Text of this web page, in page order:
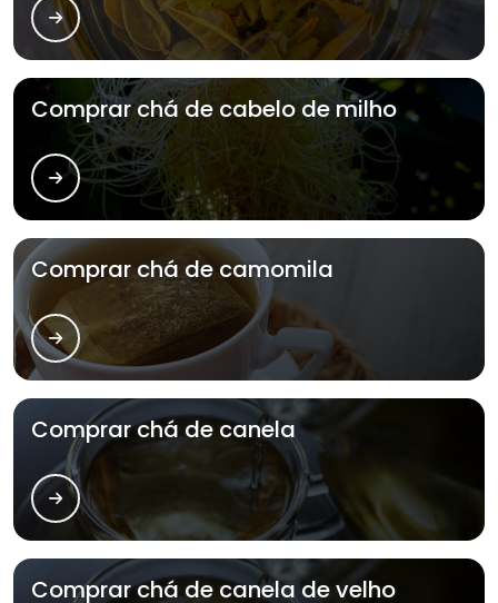
Comprar chá de cabelo de milho
Comprar chá de camomila
Comprar chá de canela
Comprar chá de canela de velho